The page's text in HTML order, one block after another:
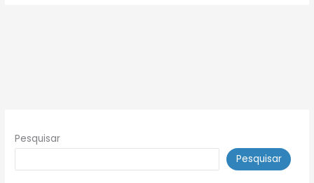
Pesquisar
Pesquisar